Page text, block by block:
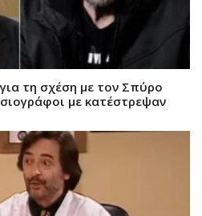
τη σχέση με τον Σπύρο
με κατέστρεψαν